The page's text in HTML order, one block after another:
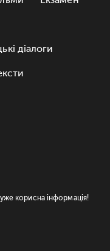
діалоги
корисна інформація!